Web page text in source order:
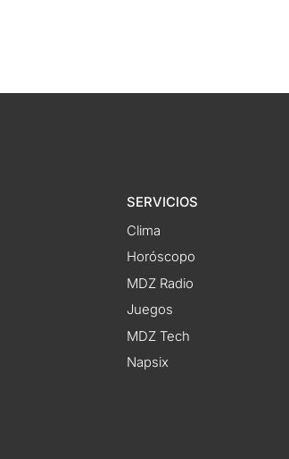
SERVICIOS
Clima
Horóscopo
MDZ Radio
Juegos
MDZ Tech
Napsix